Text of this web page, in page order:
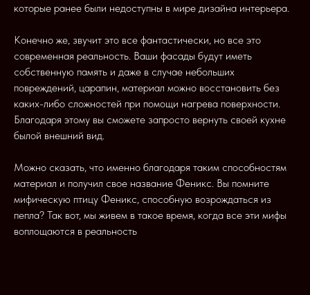
которые ранее были недоступны в мире дизайна интерьера.
Конечно же, звучит это все фантастически, но все это
современная реальность. Ваши фасады будут иметь
собственную память и даже в случае небольших
повреждений, царапин, материал можно восстановить без
каких-либо сложностей при помощи нагрева поверхности.
Благодаря этому вы сможете запросто вернуть своей кухне
былой внешний вид.
Можно сказать, что именно благодаря таким способностям
материал и получил свое название Феникс. Вы помните
мифическую птицу Феникс, способную возрождаться из
пепла? Так вот, мы живем в такое время, когда все эти мифы
воплощаются в реальность